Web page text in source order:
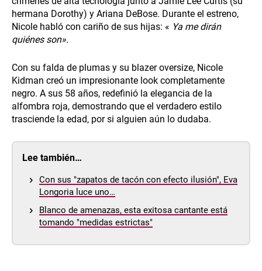
hermana Dorothy) y Ariana DeBose. Durante el estreno,
Nicole habló con cariño de sus hijas: « Ya me dirán
quiénes son».
Con su falda de plumas y su blazer oversize, Nicole
Kidman creó un impresionante look completamente
negro. A sus 58 años, redefinió la elegancia de la
alfombra roja, demostrando que el verdadero estilo
trasciende la edad, por si alguien aún lo dudaba.
Lee también…
Con sus "zapatos de tacón con efecto ilusión", Eva
Longoria luce uno…
Blanco de amenazas, esta exitosa cantante está
tomando "medidas estrictas"